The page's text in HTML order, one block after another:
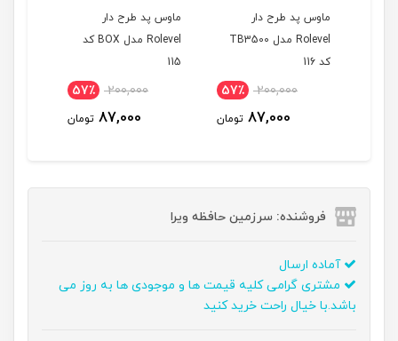
ماوس پد طرح دار
Rolevel مدل TB3500
200,000 57٪
87,000 تومان
ماوس پد طرح دار
Rolevel مدل BOX کد
200,000 57٪
87,000 تومان
فروشنده: سرزمین حافظه ویرا
آماده ارسال
مشتری گرامی کلیه قیمت ها و موجودی ها به روز می
باشد.با خیال راحت خرید کنید